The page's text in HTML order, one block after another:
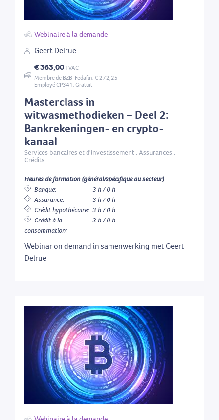
Masterclass in
witwasmethodieken – Deel 2:
Bankrekeningen- en crypto-
kanaal
Services bancaires et d'investissement , Assurances ,
Crédits
Heures de formation (général/spécifique au secteur)
Banque:
3 h / 0 h
Assurance:
3 h / 0 h
Crédit hypothécaire: 3 h / 0 h
Crédit à la
consommation:
3 h / 0 h
Webinar on demand in samenwerking met Geert
Delrue
Webinaire à la demande
Geert Delrue
€ 363,00TVAC
Membre de BZB-Fedafin: € 272,25
Employé CP341: Gratuit